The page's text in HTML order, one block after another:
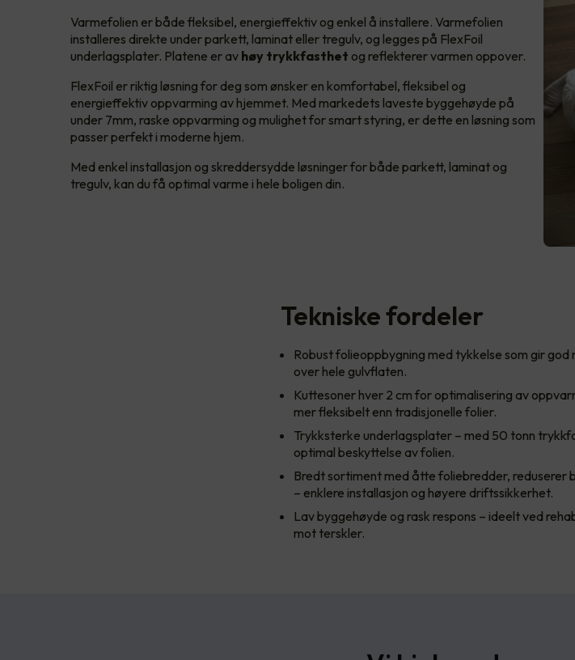
Varmefolien er både fleksibel, energieffektiv og enkel å installere. Varmefolien
installeres direkte under parkett, laminat eller tregulv, og legges på FlexFoil
underlagsplater. Platene er av høy trykkfasthet og reflekterer varmen oppover.
FlexFoil er riktig løsning for deg som ønsker en komfortabel, fleksibel og
energieffektiv oppvarming av hjemmet. Med markedets laveste byggehøyde på
under 7mm, raske oppvarming og mulighet for smart styring, er dette en løsning som
passer perfekt i moderne hjem.
Med enkel installasjon og skreddersydde løsninger for både parkett, laminat og
tregulv, kan du få optimal varme i hele boligen din.
Tekniske fordeler
Robust folieoppbygning med tykkelse som gir
over hele gulvflaten.
Kuttesoner hver 2 cm for optimalisering av
mer fleksibelt enn tradisjonelle folier.
Trykksterke underlagsplater – med 50 tonn
optimal beskyttelse av folien.
Bredt sortiment med åtte foliebredder,
– enklere installasjon og høyere driftssikkerhet.
Lav byggehøyde og rask respons – ideelt ved
mot terskler.